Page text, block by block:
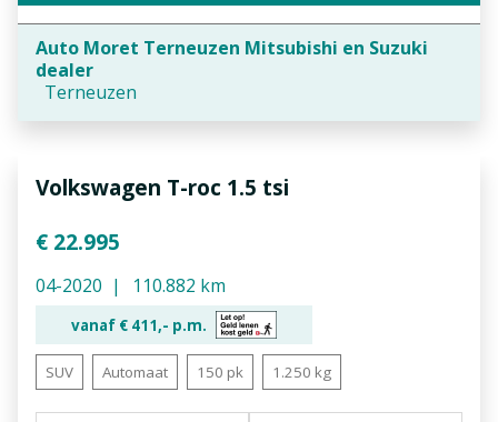
Auto Moret Terneuzen Mitsubishi en Suzuki
dealer
Terneuzen
Volkswagen T-roc 1.5 tsi
€ 22.995
04-2020 110.882 km
vanaf € 411,- p.m.
SUV Automaat 150 pk 1.250 kg